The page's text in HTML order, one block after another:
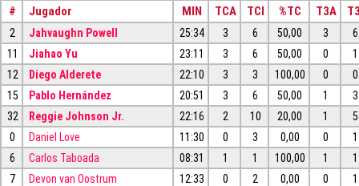
# Jugador MIN TCA TCI %TC T3A
2 Jahvaughn Powell 25:34 3 6 50,00 3
6
11
Jiahao Yu 23:11 3 6 50,00 0
1
12
Diego Alderete 22:10 3 3 100,00 0
0
15
Pablo Hernández 20:51 3 6 50,00 1
3
32
Reggie Johnson Jr. 22:16 2 10 20,00 1
5
0
Daniel Love 11:30 0 3 0,00 0
1
6
Carlos Taboada 08:31 1 1 100,00 1
1
7
Devon van Oostrum 12:33 0 2 0,00 0
1